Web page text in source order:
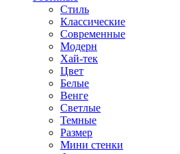
Стиль
Классические
Современные
Модерн
Хай-тек
Цвет
Белые
Венге
Светлые
Темные
Размер
Мини стенки